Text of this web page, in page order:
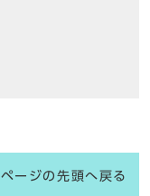
ページの先頭へ戻る